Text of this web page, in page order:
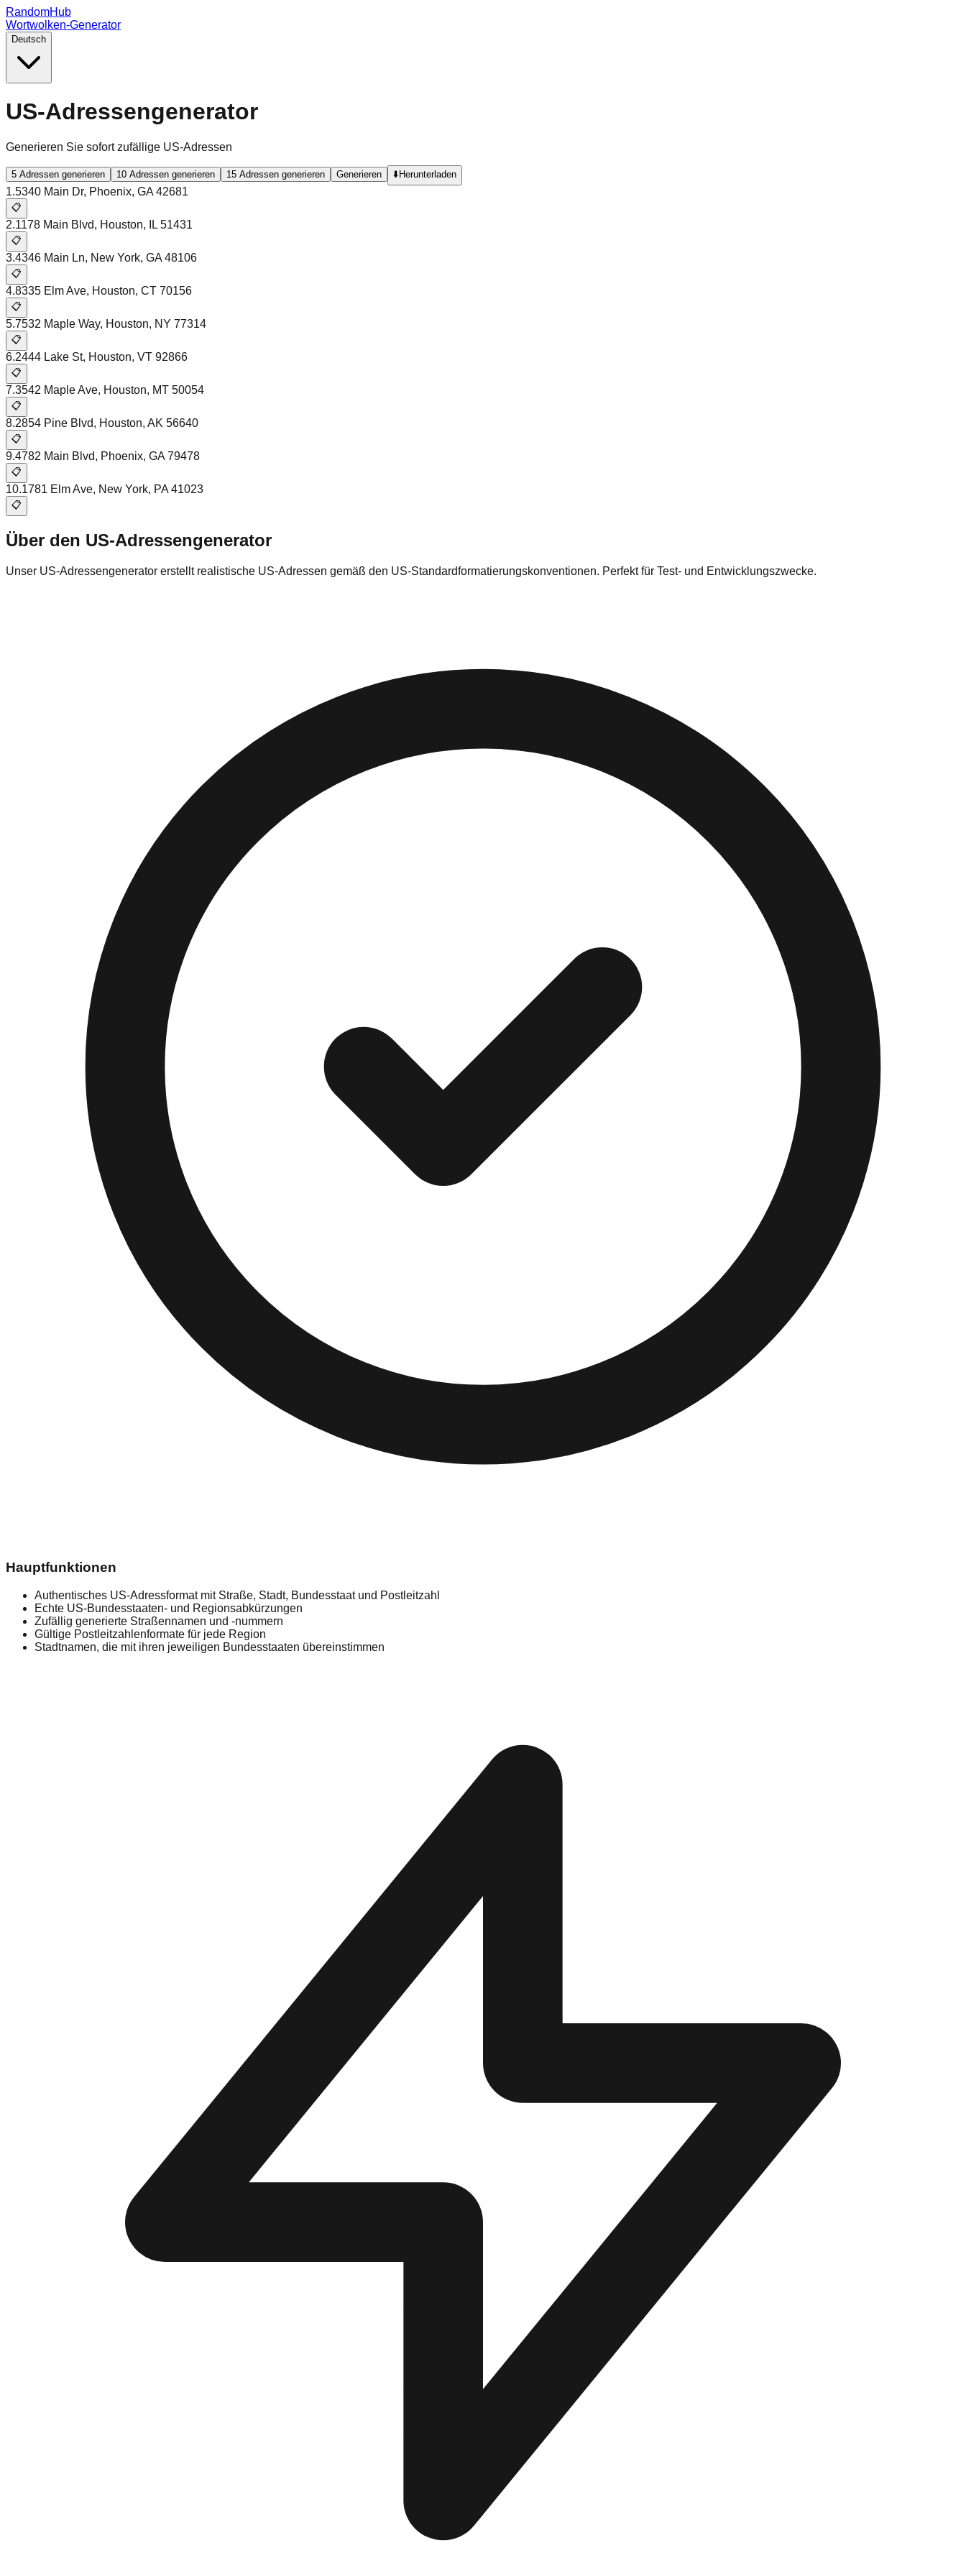
RandomHub
Wortwolken-Generator
Deutsch
US-Adressengenerator
Generieren Sie sofort zufällige US-Adressen
5 Adressen generieren 10 Adressen generieren 15 Adressen generieren Generieren ⬇️ Herunterladen
1.5340 Main Dr, Phoenix, GA 42681
📋
2.1178 Main Blvd, Houston, IL 51431
📋
3.4346 Main Ln, New York, GA 48106
📋
4.8335 Elm Ave, Houston, CT 70156
📋
5.7532 Maple Way, Houston, NY 77314
📋
6.2444 Lake St, Houston, VT 92866
📋
7.3542 Maple Ave, Houston, MT 50054
📋
8.2854 Pine Blvd, Houston, AK 56640
📋
9.4782 Main Blvd, Phoenix, GA 79478
📋
10.1781 Elm Ave, New York, PA 41023
📋
Über den US-Adressengenerator
Unser US-Adressengenerator erstellt realistische US-Adressen gemäß den US-Standardformatierungskonventionen. Perfekt für Test- und Entwicklungszwecke.
Hauptfunktionen
Authentisches US-Adressformat mit Straße, Stadt, Bundesstaat und Postleitzahl
Echte US-Bundesstaaten- und Regionsabkürzungen
Zufällig generierte Straßennamen und -nummern
Gültige Postleitzahlenformate für jede Region
Stadtnamen, die mit ihren jeweiligen Bundesstaaten übereinstimmen